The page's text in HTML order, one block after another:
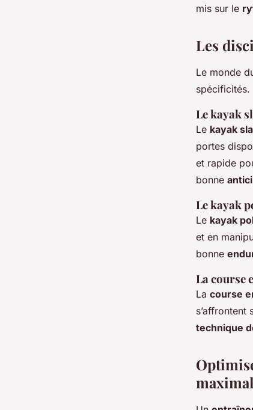
mis sur le
Les
Le monde
spécificités.
Le kayak
Le kayak
portes
et rapide
bonne
Le kayak
Le kayak
et en
bonne
La course
La course
s’affrontent
technique